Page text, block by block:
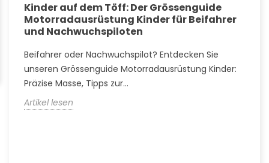
Kinder auf dem Töff: Der Grössenguide
Motorradausrüstung Kinder für Beifahrer
und Nachwuchspiloten
Beifahrer oder Nachwuchspilot? Entdecken Sie
unseren Grössenguide Motorradausrüstung Kinder:
Präzise Masse, Tipps zur...
Artikel lesen